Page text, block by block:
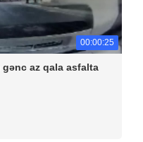
00:00:25
az qala asfalta